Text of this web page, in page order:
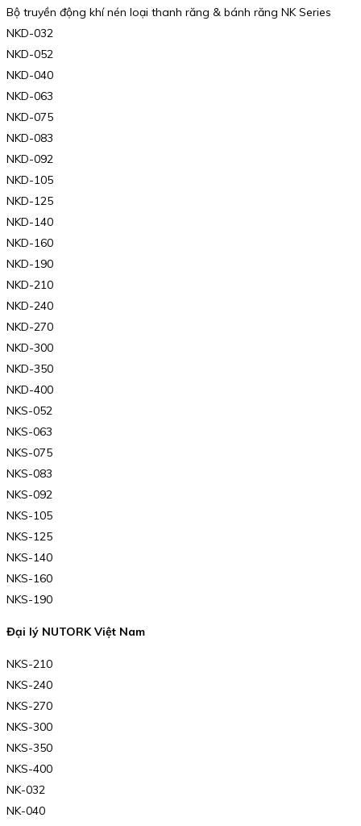
Bộ truyền động khí nén loại thanh răng & bánh răng NK Series
NKD-032
NKD-052
NKD-040
NKD-063
NKD-075
NKD-083
NKD-092
NKD-105
NKD-125
NKD-140
NKD-160
NKD-190
NKD-210
NKD-240
NKD-270
NKD-300
NKD-350
NKD-400
NKS-052
NKS-063
NKS-075
NKS-083
NKS-092
NKS-105
NKS-125
NKS-140
NKS-160
NKS-190
Đại lý NUTORK Việt Nam
NKS-210
NKS-240
NKS-270
NKS-300
NKS-350
NKS-400
NK-032
NK-040